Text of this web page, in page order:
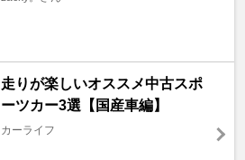
走りが楽しいオススメ中古スポ
ーツカー3選【国産車編】
カーライフ